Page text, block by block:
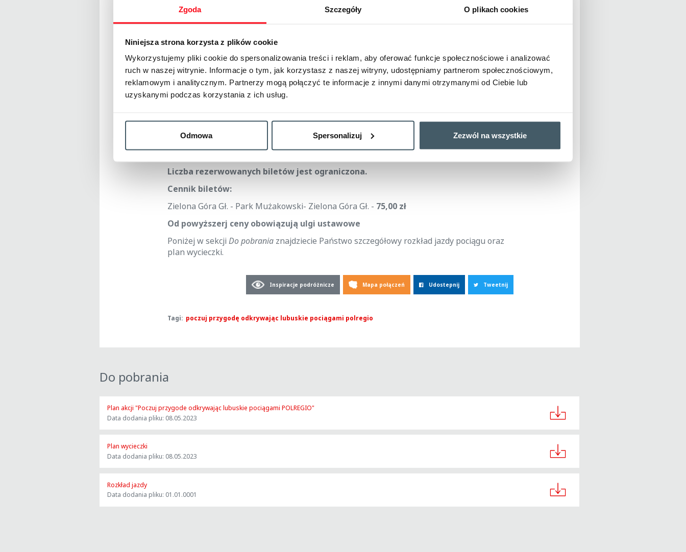
Zgoda Szczegóły O plikach cookies
Niniejsza strona korzysta z plików cookie
Wykorzystujemy pliki cookie do spersonalizowania treści i reklam, aby oferować funkcje społecznościowe i analizować
ruch w naszej witrynie. Informacje o tym, jak korzystasz z naszej witryny, udostępniamy partnerom społecznościowym,
reklamowym i analitycznym. Partnerzy mogą połączyć te informacje z innymi danymi otrzymanymi od Ciebie lub
uzyskanymi podczas korzystania z ich usług.
Odmowa Spersonalizuj Zezwól na wszystkie
Rezerwacja odbywa się drogą e-mailową pod
adresem
rezerwacja.zielonagora@polregio.pl
Rezerwacji mogą dokonywać wyłącznie
W treści maila prosimy o następujące informacje:
- imię i nazwisko,
- stacja rozpoczęcia przejazdu,
- liczba rezerwowanych biletów.
Rezerwacje można dokonywać od poniedziałku do piątku w godzinach od
Liczba rezerwowanych biletów jest ograniczona.
Cennik biletów:
Zielona Góra Gł. - Park Mużakowski- Zielona Góra Gł. - 75,00 zł
Od powyższerj ceny obowiązują ulgi ustawowe
Poniżej w sekcji Do pobrania znajdziecie Państwo szczegółowy rozkład jazdy pociągu oraz
plan wycieczki.
Inspiracje podróżnicze Mapa połączeń Udostepnij Tweetnij
Tagi: poczuj przygodę odkrywając lubuskie pociągami polregio
Do pobrania
Plan akcji "Poczuj przygode odkrywając lubuskie pociągami POLREGIO"
Data dodania pliku: 08.05.2023
Plan wycieczki
Data dodania pliku: 08.05.2023
Rozkład jazdy
Data dodania pliku: 01.01.0001